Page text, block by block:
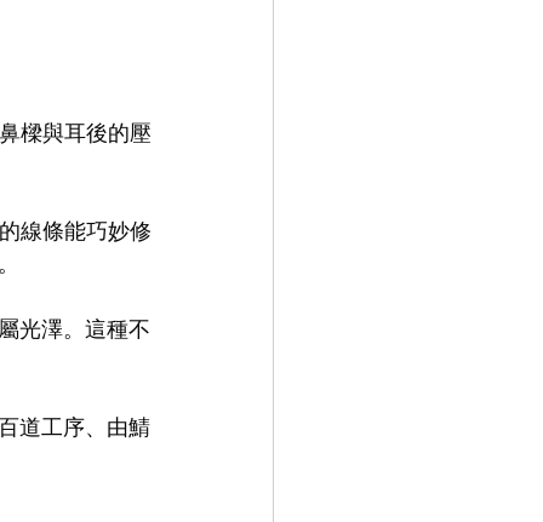
樑與耳後的壓
線條能巧妙修
光澤。這種不
道工序、由鯖